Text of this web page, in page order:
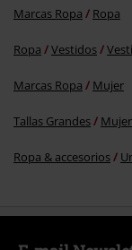
Marcas Ropa Ropa
Ropa Vestidos
Marcas Ropa Mujer
Tallas Grandes Mujer
Ropa & accesorios